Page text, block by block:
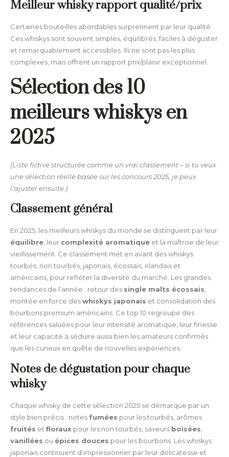
Meilleur whisky rapport qualité/prix
Certaines bouteilles abordables surprennent par leur qualité.
Ces whiskys sont souvent simples, équilibrés, faciles à déguster
et remarquablement accessibles. Ils ne sont pas les plus
complexes, mais offrent un rapport prix/plaisir exceptionnel.
Sélection des 10
meilleurs whiskys en
2025
(Liste fictive structurée comme un vrai classement – si tu veux
une sélection réelle basée sur les concours 2025, je peux
l’ajuster ensuite.)
Classement général
En 2025, les meilleurs whiskys du monde se distinguent par leur
équilibre, leur complexité aromatique et la maîtrise de leur
vieillissement. Ce classement met en avant des whiskys
tourbés, non tourbés, japonais, écossais, irlandais et
américains, pour refléter la diversité du marché. Les grandes
tendances de l’année : retour des single malts écossais,
montée en force deswhiskys japonais et consolidation des
bourbons premium américains. Ce top 10 regroupe des
références saluées pour leur intensité aromatique, leur finesse
et leur capacité à séduire aussi bien les amateurs confirmés
que les curieux en quête de nouvelles expériences.
Notes de dégustation pour chaque
whisky
Chaque whisky de cette sélection 2025 se démarque par un
style bien précis : notes fumées pour les tourbés, arômes
fruités et floraux pour les non tourbés, saveurs boisées
vanillées ou épices douces pour les bourbons. Les whiskys
japonais continuent d’impressionner par leur délicatesse et